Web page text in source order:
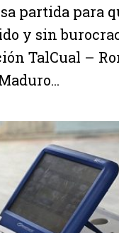
partida para
y sin
TalCual –